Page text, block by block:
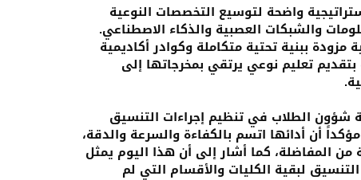
واضحة لتوسيع التخصصات النوعية
والشبكات العصبية والذكاء الاصطناعي.
ببنية تحتية متكاملة وكوادر أكاديمية
تعليم نوعي يرتقي بمخرجاتها إلى
شؤون الطلاب في تنظيم إجراءات التنسيق
أن أدائها اتسم بالكفاءة والسرعة والدقة،
المفاضلة، كما أشار إلى أن هذا اليوم يمثل
لبقية الكليات والأقسام التي لم